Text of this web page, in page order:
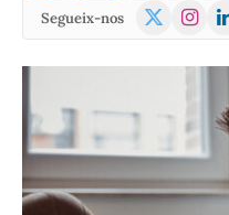
Segueix-nos
X